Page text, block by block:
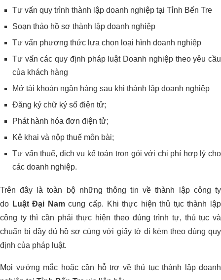
Tư vấn quy trình thành lập doanh nghiệp tại Tỉnh Bến Tre
Soạn thảo hồ sơ thành lập doanh nghiệp
Tư vấn phương thức lựa chọn loại hình doanh nghiệp
Tư vấn các quy định pháp luật Doanh nghiệp theo yêu cầu
của khách hàng
Mở tài khoản ngân hàng sau khi thành lập doanh nghiệp
Đăng ký chữ ký số điện tử;
Phát hành hóa đơn điện tử;
Kê khai và nộp thuế môn bài;
Tư vấn thuế, dịch vụ kế toán trọn gói với chi phí hợp lý cho
các doanh nghiệp.
Trên đây là toàn bộ những thông tin về thành lập công ty
do Luật Đại Namcung cấp. Khi thực hiện thủ tục thành lập
công ty thì cần phải thực hiện theo đúng trình tự, thủ tục và
chuẩn bị đầy đủ hồ sơ cùng với giấy tờ đi kèm theo đúng quy
định của pháp luật.
Mọi vướng mắc hoặc cần hỗ trợ về thủ tục thành lập doanh